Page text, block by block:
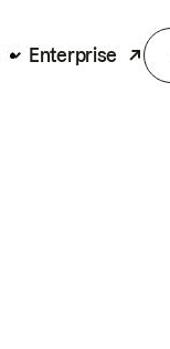
Enterprise